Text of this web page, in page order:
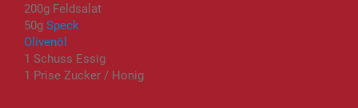
200g Feldsalat
50g Speck
Olivenöl
1 Schuss Essig
1 Prise Zucker / Honig